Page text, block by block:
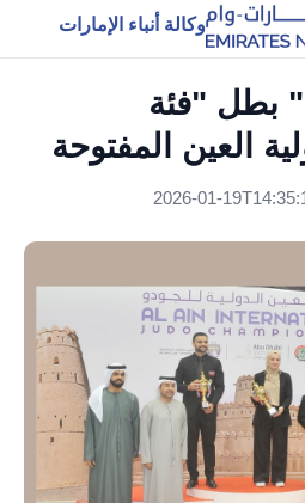
وكالة أنباء الإمارات
بطل "فئة
العين المفتوحة
2026-01-